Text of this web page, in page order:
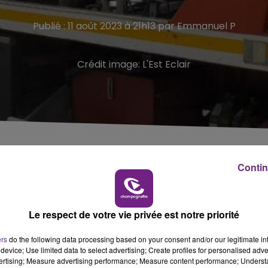
Publié : 11 août 2023 à 21h13 par Emmanuel P
Crédit image: L'Est Eclair
qui a fait plusieurs tonneaux. Il a été héliporté à
dans un accident survenu c
e vendredi après-midi, sur la
Barbuise (Aube).
plusieurs tonneaux.
Le respect de votre vie privée est notre priorité
do the following data processing based on your consent and/or our legitimate
Use limited data to select advertising; Create profiles for personalised
Measure advertising performance; Measure content performance;